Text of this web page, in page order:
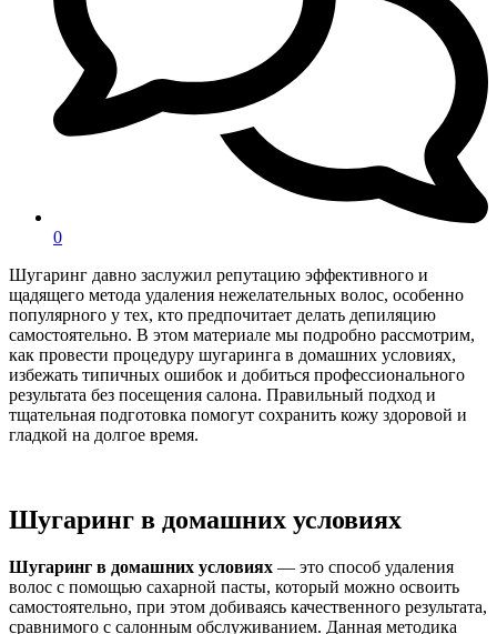
0
Шугаринг давно заслужил репутацию эффективного и
щадящего метода удаления нежелательных волос, особенно
популярного у тех, кто предпочитает делать депиляцию
самостоятельно. В этом материале мы подробно рассмотрим,
как провести процедуру шугаринга в домашних условиях,
избежать типичных ошибок и добиться профессионального
результата без посещения салона. Правильный подход и
тщательная подготовка помогут сохранить кожу здоровой и
гладкой на долгое время.
Шугаринг в домашних условиях
Шугаринг в домашних условиях — это способ удаления
волос с помощью сахарной пасты, который можно освоить
самостоятельно, при этом добиваясь качественного результата,
сравнимого с салонным обслуживанием. Данная методика